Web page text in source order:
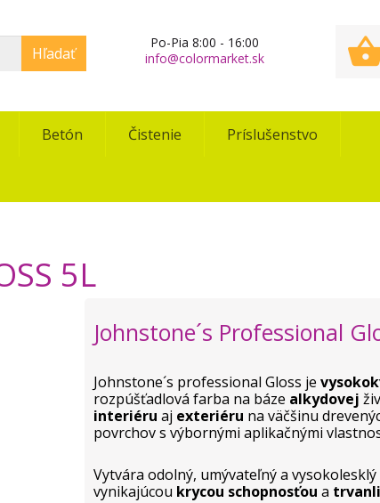
Hľadať
Po-Pia 8:00 - 16:00
info@colormarket.sk
Betón Čistenie Príslušenstvo
5L
Johnstone´s Professional
Johnstone´s professional Gloss je
rozpúšťadlová farba na báze alkydovej
interiéru aj exteriéru na väčšinu
povrchov s výbornými aplikačnými
Vytvára odolný, umývateľný a
vynikajúcou krycou schopnosťou a